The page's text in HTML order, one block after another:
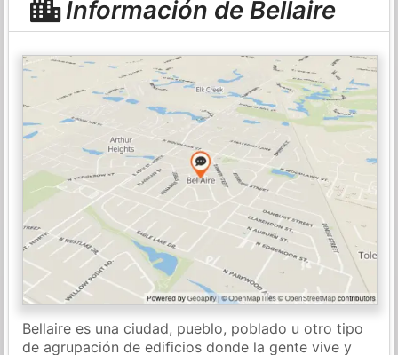
Información de Bellaire
Bellaire es una ciudad, pueblo, poblado u otro tipo
de agrupación de edificios donde la gente vive y